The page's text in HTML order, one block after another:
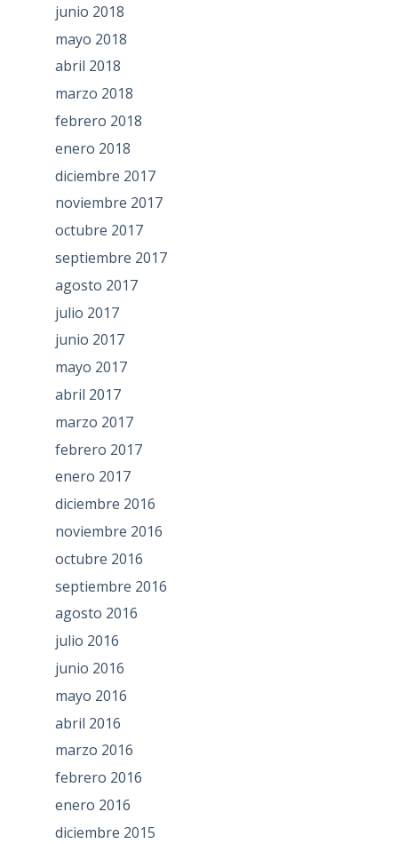
junio 2018
mayo 2018
abril 2018
marzo 2018
febrero 2018
enero 2018
diciembre 2017
noviembre 2017
octubre 2017
septiembre 2017
agosto 2017
julio 2017
junio 2017
mayo 2017
abril 2017
marzo 2017
febrero 2017
enero 2017
diciembre 2016
noviembre 2016
octubre 2016
septiembre 2016
agosto 2016
julio 2016
junio 2016
mayo 2016
abril 2016
marzo 2016
febrero 2016
enero 2016
diciembre 2015